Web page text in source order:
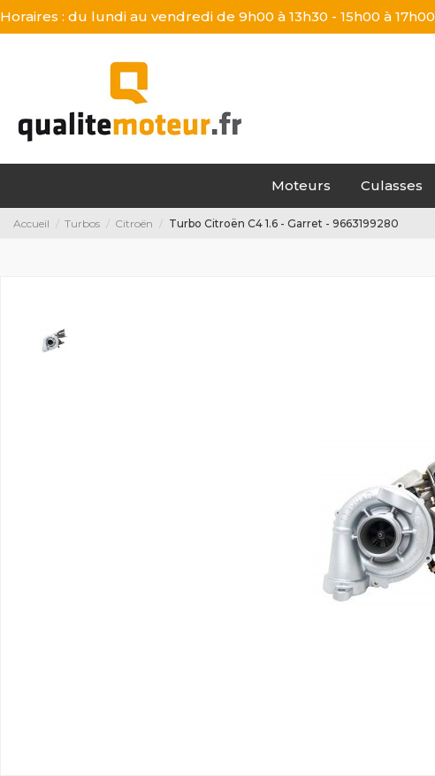
Horaires : du lundi au vendredi de 9h00 à 13h30 - 15h00 à 17h00
Moteurs Culasses
Accueil Turbos Citroën Turbo Citroën C4 1.6 - Garret - 9663199280